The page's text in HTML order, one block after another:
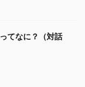
てなに？（対話